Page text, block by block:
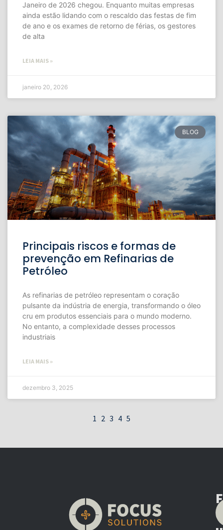
Janeiro de 2026 chegou. Enquanto muitas empresas
ainda estão lidando com o rescaldo das festas de fim
de ano e os exames de retorno de férias, os gestores
de alta
LEIA MAIS »
janeiro 20, 2026
BLOG
Principais riscos e formas de
prevenção em Refinarias de
Petróleo
As refinarias de petróleo representam o coração
pulsante da indústria de energia, transformando o óleo
cru em produtos essenciais para o mundo moderno.
No entanto, a complexidade desses processos
industriais
LEIA MAIS »
dezembro 3, 2025
1 2 3 4 5